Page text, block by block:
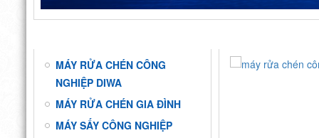
MÁY RỬA CHÉN CÔNG
NGHIỆP DIWA
MÁY RỬA CHÉN GIA ĐÌNH
MÁY SẤY CÔNG NGHIỆP